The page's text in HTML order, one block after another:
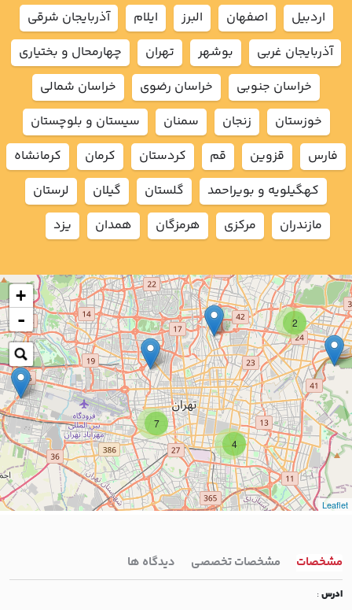
7
2
4
+
-
Leaflet
اردبيل اصفهان البرز ايلام
آذربايجان شرقي
آذربايجان غربي
بوشهر تهران
چهارمحال و بختياري
خراسان جنوبي
خراسان رضوي
خراسان شمالي
خوزستان
زنجان سمنان
سيستان و بلوچستان
فارس
قزوين قم كردستان كرمان
كرمانشاه
كهگيلويه و بويراحمد
گلستان گيلان
لرستان
مازندران
مركزي هرمزگان همدان يزد
مشخصات مشخصات تخصصی دیدگاه ها
ادرس: